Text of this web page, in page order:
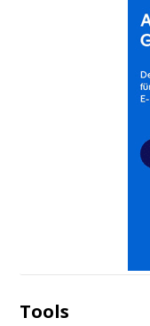
Tools